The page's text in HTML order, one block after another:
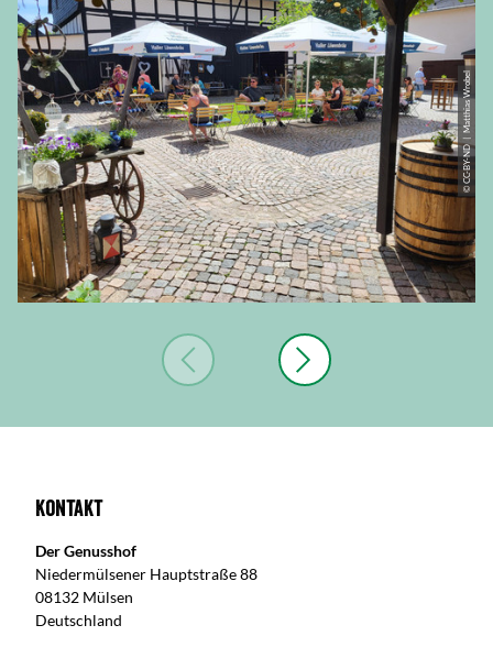
© CC-BY-ND | Matthias Wrobel
Kontakt
Der Genusshof
Niedermülsener Hauptstraße 88
08132 Mülsen
Deutschland